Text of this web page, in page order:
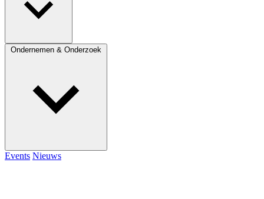
Ondernemen & Onderzoek
Events Nieuws